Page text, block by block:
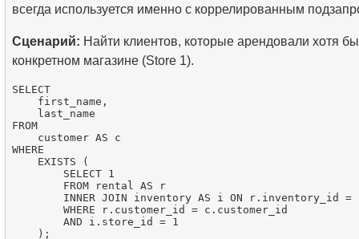
всегда используется именно с коррелированным
Сценарий: Найти клиентов, которые арендовали хотя
конкретном магазине (Store 1).
SELECT
    first_name,
    last_name
FROM
    customer AS c
WHERE
    EXISTS (
        SELECT 1
        FROM rental AS r
INNER JOIN inventory AS i ON r.inventory_id =
        WHERE r.customer_id = c.customer_id
        AND i.store_id = 1